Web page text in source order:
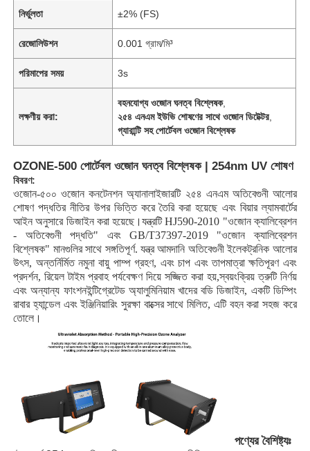
নির্ভুলতা ±2% (FS)
রেজোলিউশন 0.001 গ্রাম/মি³
পরিমাপের সময় 3s
লক্ষণীয় করা:
বহনযোগ্য ওজোন ঘনত্ব বিশ্লেষক,
২৫৪ এনএম ইউভি শোষণের সাথে ওজোন ডিটেক্টর,
গ্যারান্টি সহ পোর্টেবল ওজোন বিশ্লেষক
OZONE-500 পোর্টেবল ওজোন ঘনত্ব বিশ্লেষক | 254nm UV শোষণ
বিবরণ:
ওজোন-৫০০ ওজোন কনটেনশন অ্যানালাইজারটি ২৫৪ এনএম অতিবেগুনী আলোর
শোষণ পদ্ধতির নীতির উপর ভিত্তি করে তৈরি করা হয়েছে এবং বিয়ার ল্যামবার্টের
আইন অনুসারে ডিজাইন করা হয়েছে।যন্ত্রটি HJ590-2010 "ওজোন ক্যালিব্রেশন
- অতিবেগুনী পদ্ধতি" এবং GB/T37397-2019 "ওজোন ক্যালিব্রেশন
বিশ্লেষক" মানগুলির সাথে সঙ্গতিপূর্ণ. যন্ত্র আমদানি অতিবেগুনী ইলেকট্রনিক আলোর
উৎস, অন্তর্নির্মিত নমুনা বায়ু পাম্প গ্রহণ, এবং চাপ এবং তাপমাত্রা ক্ষতিপূরণ এবং
প্রদর্শন, রিয়েল টাইম প্রবাহ পর্যবেক্ষণ দিয়ে সজ্জিত করা হয়,স্বয়ংক্রিয় ত্রুটি নির্ণয়
এবং অন্যান্য ফাংশনইন্টিগ্রেটেড অ্যালুমিনিয়াম খাদের বডি ডিজাইন, একটি ডিম্পিং
রাবার হ্যান্ডেল এবং ইঞ্জিনিয়ারিং সুরক্ষা বাক্সের সাথে মিলিত, এটি বহন করা সহজ করে
তোলে।
পণ্যের বৈশিষ্ট্যঃ